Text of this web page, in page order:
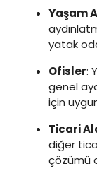
Yaşam
yatak
Ofisler:
genel
için
Ticari
diğer
çözümü